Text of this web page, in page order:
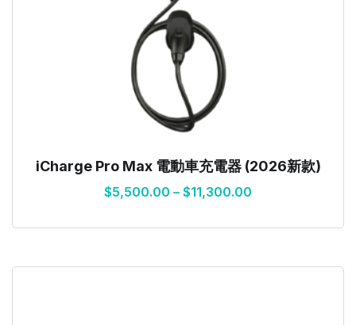
iCharge Pro Max 電動車充電器 (2026新款)
$5,500.00 – $11,300.00